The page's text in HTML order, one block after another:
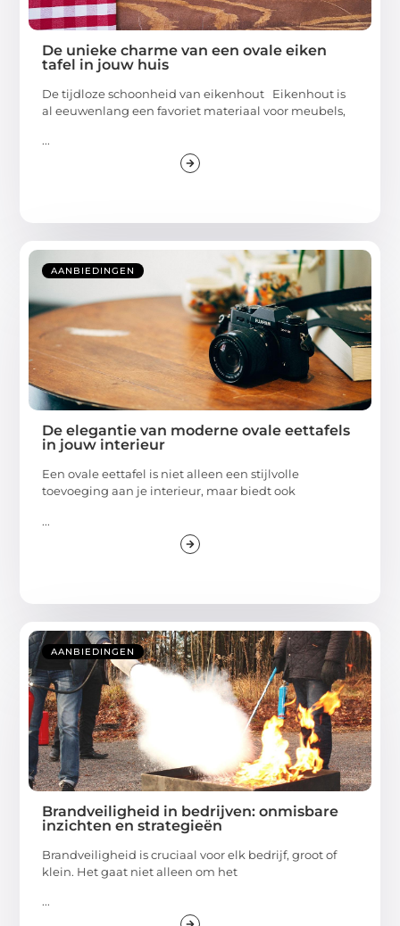
De unieke charme van een ovale eiken
tafel in jouw huis
De tijdloze schoonheid van eikenhout Eikenhout is
al eeuwenlang een favoriet materiaal voor meubels,
...
AANBIEDINGEN
De elegantie van moderne ovale eettafels
in jouw interieur
Een ovale eettafel is niet alleen een stijlvolle
toevoeging aan je interieur, maar biedt ook
...
AANBIEDINGEN
Brandveiligheid in bedrijven: onmisbare
inzichten en strategieën
Brandveiligheid is cruciaal voor elk bedrijf, groot of
klein. Het gaat niet alleen om het
...